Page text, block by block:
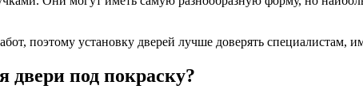
поэтому установку дверей лучше доверять
двери под покраску?